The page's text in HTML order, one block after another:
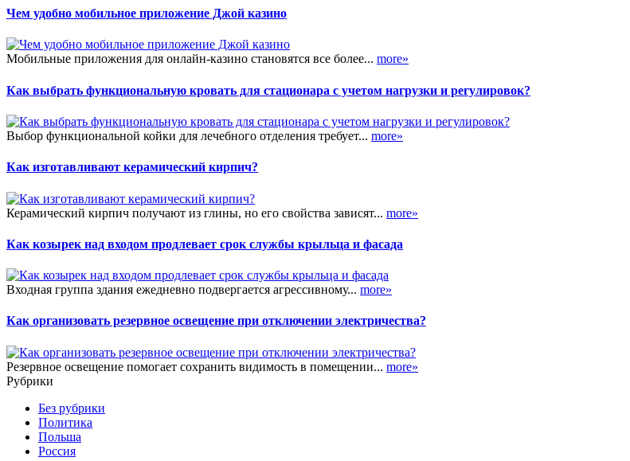
Чем удобно мобильное приложение Джой казино
Мобильные приложения для онлайн-казино становятся все более... more»
Как выбрать функциональную кровать для стационара с учетом нагрузки и регулировок?
Выбор функциональной койки для лечебного отделения требует... more»
Как изготавливают керамический кирпич?
Керамический кирпич получают из глины, но его свойства зависят... more»
Как козырек над входом продлевает срок службы крыльца и фасада
Входная группа здания ежедневно подвергается агрессивному... more»
Как организовать резервное освещение при отключении электричества?
Резервное освещение помогает сохранить видимость в помещении... more»
Рубрики
Без рубрики
Политика
Польша
Россия